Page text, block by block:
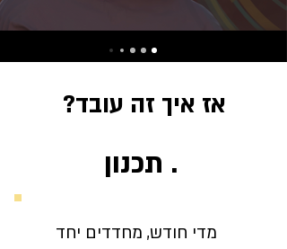
אז איך זה עובד?
מדי חודש, מחדדים יחד